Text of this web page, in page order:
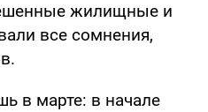
жилищные и
все сомнения,
в марте: в начале